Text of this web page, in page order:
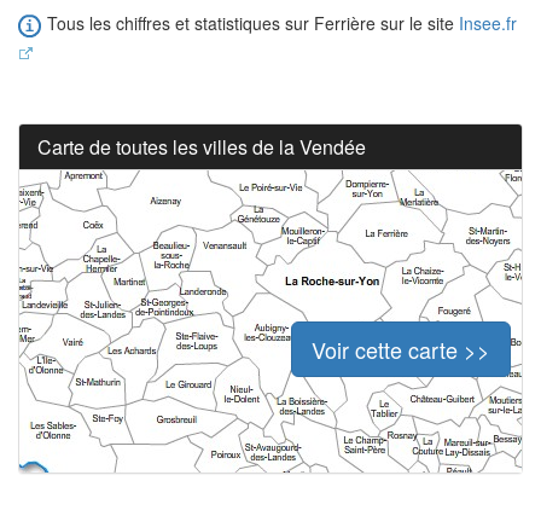
Tous les chiffres et statistiques sur Ferrière sur le site Insee.fr
Carte de toutes les villes de la Vendée
Voir cette carte >>